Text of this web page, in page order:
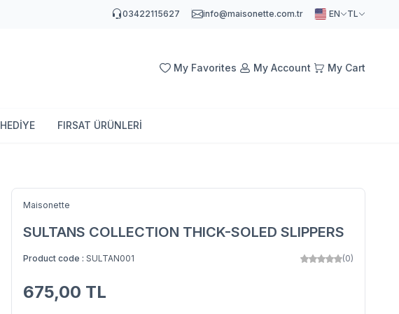
03422115627 info@maisonette.com.tr EN TL
My Favorites My Account My Cart
HEDİYE FIRSAT ÜRÜNLERİ
Maisonette
SULTANS COLLECTION THICK-SOLED SLIPPERS
Product code : SULTAN001 (0)
675,00 TL